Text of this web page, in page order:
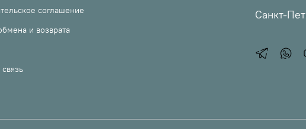
соглашение
и возврата
Санкт-